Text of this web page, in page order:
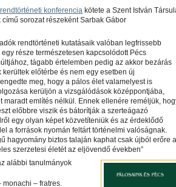
konferencia kötete a Szent István
sorozat részeként Sarbak Gábor
rendtörténeti kutatásaik valóban legfrissebb
része természetesen kapcsolódott Pécs
tágabb értelemben pedig az akkor bezárás
előtérbe és nem egy esetben új
meg, hogy a pálos élet valamelyest is
kerüljön a vizsgálódások középpontjába,
maradt említés nélkül. Ennek ellenére reméljük,
előbbre viszik és bátorítják a szerteágazó
egy olyan képet közvetíteniük és az érdeklődő
a források nyomán feltárt történelmi valóságnak.
hagyomány biztos talaján kaphat csak újból erőre a
szerzetesi életét az eljövendő években”
alábbi tanulmányok
monachi – fratres.